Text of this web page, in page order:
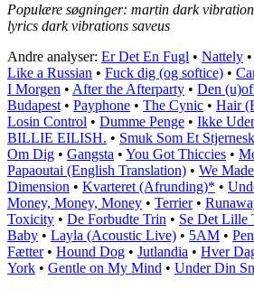
Populære søgninger: martin dark
lyrics dark vibrations saveus
Andre analyser: Er Det En Fugl • Nattely •
Like a Russian • Fuck dig (og softice) •
I Morgen • After the Afterparty • Den
Budapest • Payphone • The Cynic • Hair
Losin Control • Dumme Penge • Ikke
BILLIE EILISH. • Smuk Som Et
Om Dig • Gangsta • You Got Thiccies •
Papaoutai (English Translation) • We
Dimension • Kvarteret (Afrunding)* •
Money, Money, Money • Terrier•
Toxicity • De Forbudte Trin • Se Det Lille
Baby • Layla (Acoustic Live) • 5AM •
Fætter• Hound Dog • Jutlandia • Hver
York • Gentle on My Mind • Under Din